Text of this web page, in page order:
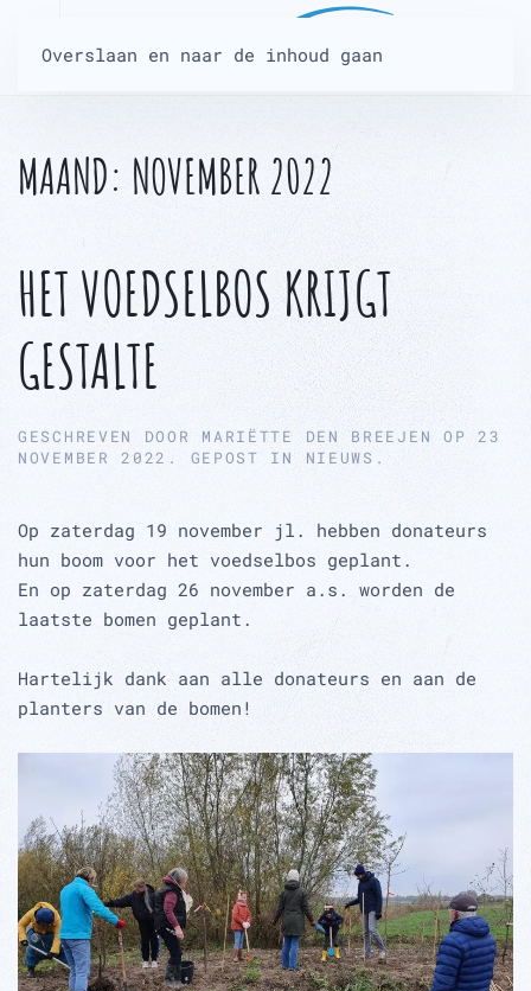
Overslaan en naar de inhoud gaan
MAAND: NOVEMBER 2022
HET VOEDSELBOS KRIJGT
GESTALTE
GESCHREVEN DOOR MARIËTTE DEN BREEJEN OP23
NOVEMBER 2022 . GEPOST IN NIEUWS .
Op zaterdag 19 november jl. hebben donateurs
hun boom voor het voedselbos geplant.
En op zaterdag 26 november a.s. worden de
laatste bomen geplant.
Hartelijk dank aan alle donateurs en aan de
planters van de bomen!